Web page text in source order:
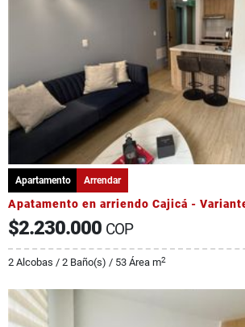
Apartamento Arrendar
Apatamento en arriendo Cajicá -
$2.230.000 COP
2 Alcobas / 2 Baño(s) / 53 Área m2